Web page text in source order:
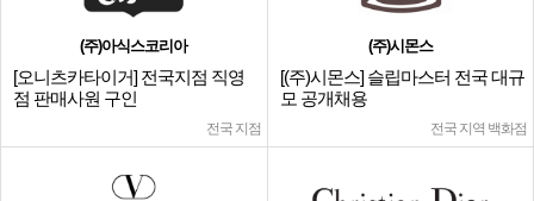
(주)아식스코리아
[오니츠카타이거] 전국지점 직영
점 판매사원 구인
전국 지점
(주)시몬스
[(주)시몬스] 슬립마스터 전국 대규
모 공개채용
전국 지역 백화점